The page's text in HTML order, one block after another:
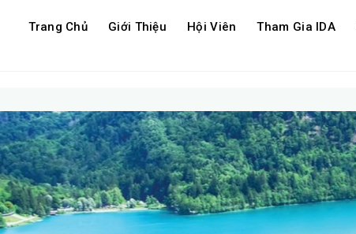
Trang Chủ Giới Thiệu Hội Viên Tham Gia IDA